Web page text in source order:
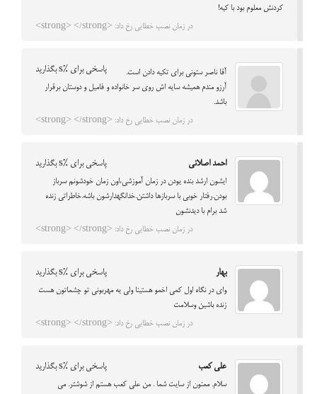
کردنش معلوم بود با کیه!
در زمان نصب خطایی رخ داد: <strong> </strong>
پاسخی برای %s بگذارید
آقا ناصر ستونی برای تکیه دادن است.
آرزو مندم همیشه سایه اش روی سر خانواده و فامیل و دوستان برقرار
باشد.
در زمان نصب خطایی رخ داد: <strong> </strong>
احمد اصلانی پاسخی برای %s بگذارید
ایشون ارشد بنده یودن در زمان آموزشی،اون زمان خودشونم سرباز
بودن.رفتار خوبی با سربازها داشتن.خدانگهدارشون باشه.خاطراتی زنده
شد برام با دیدنشون
در زمان نصب خطایی رخ داد: <strong> </strong>
بهار پاسخی برای %s بگذارید
وای در نگاه اول کمی اخمو هستینا ولی یه مهربونی تو چشماتون هست
زنده باشین وسلامت
در زمان نصب خطایی رخ داد: <strong> </strong>
علی کعب پاسخی برای %s بگذارید
سلام. ممنون از سایت شما . من علی کعب هستم از شوشتر. می